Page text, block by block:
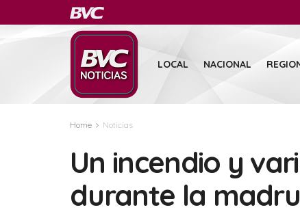
LOCAL NACIONAL
Home Noticias
Un incendio y
durante la